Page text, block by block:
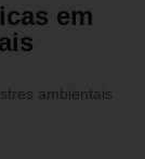
em
ambientais